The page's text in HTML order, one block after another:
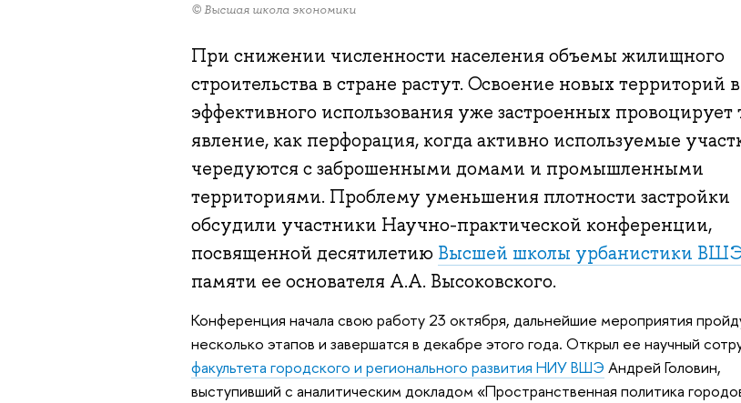
© Высшая школа экономики
При снижении численности населения объемы жилищного
строительства в стране растут. Освоение новых территорий
эффективного использования уже застроенных провоцирует
явление, как перфорация, когда активно используемые
чередуются с заброшенными домами и промышленными
территориями. Проблему уменьшения плотности застройки
обсудили участники Научно-практической конференции,
посвященной десятилетию Высшей школы урбанистики
памяти ее основателя А.А. Высоковского.
Конференция начала свою работу 23 октября, дальнейшие мероприятия
несколько этапов и завершатся в декабре этого года. Открыл ее научный
факультета городского и регионального развития НИУ ВШЭ Андрей Головин,
выступивший с аналитическим докладом «Пространственная политика